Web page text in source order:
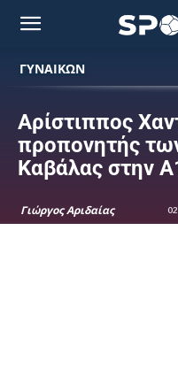
ΓΥΝΑΙΚΩΝ
Αρίστιππος
προπονητής
Καβάλας στην
Γιώργος Αριδαίας